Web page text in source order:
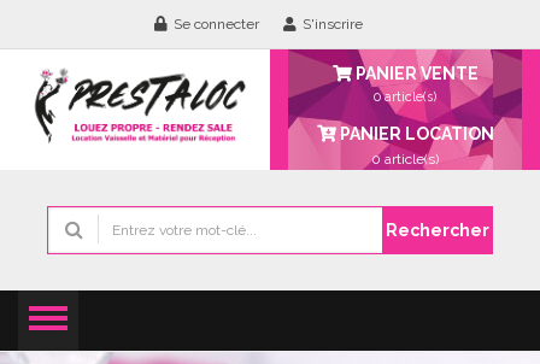
Se connecter S'inscrire
PANIER VENTE
0 article(s)
PANIER LOCATION
0 article(s)
Rechercher